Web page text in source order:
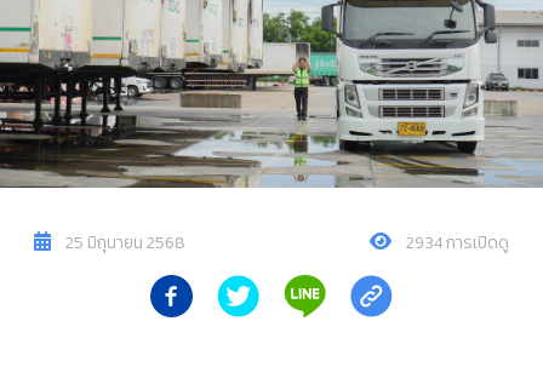
25 มิถุนายน 2568 2934 การเปิดดู